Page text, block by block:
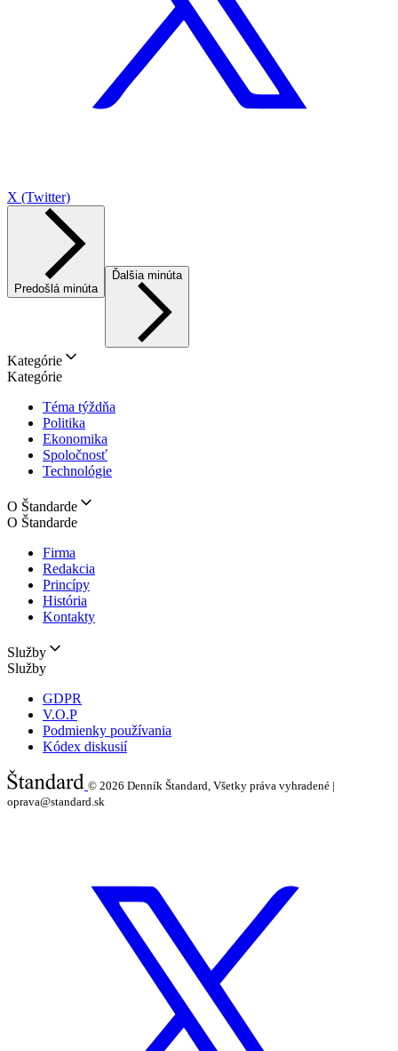
X (Twitter)
Predošlá minúta
Ďalšia minúta
Kategórie
Kategórie
Téma týždňa
Politika
Ekonomika
Spoločnosť
Technológie
O Štandarde
O Štandarde
Firma
Redakcia
Princípy
História
Kontakty
Služby
Služby
GDPR
V.O.P
Podmienky používania
Kódex diskusií
© 2026 Denník Štandard, Všetky práva vyhradené |
oprava@standard.sk